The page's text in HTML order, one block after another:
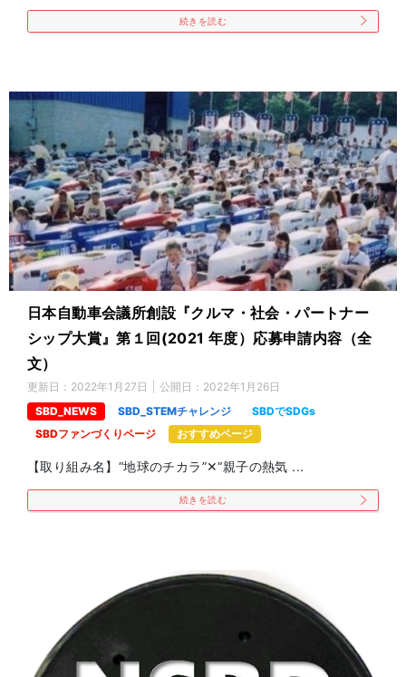
続きを読む
日本自動車会議所創設『クルマ・社会・パートナー
シップ大賞』第１回(2021 年度）応募申請内容（全
文）
更新日： 2022年1月27日 公開日： 2022年1月26日
SBD_NEWS
SBD_STEMチャレンジ
SBDでSDGs
SBDファンづくりページ
おすすめページ
【取り組み名】“地球のチカラ”✕“親子の熱気 ...
続きを読む